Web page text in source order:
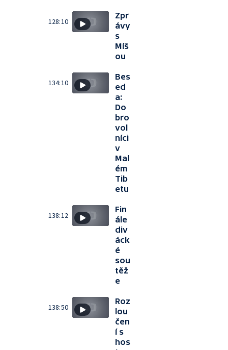
128:10
Zpr
ávy
s
Míš
ou
134:10
Bes
ed
a:
Do
bro
vol
níci
v
Mal
ém
Tib
etu
138:12
Fin
ále
div
áck
é
sou
těž
e
138:50
Roz
lou
čen
í s
hos